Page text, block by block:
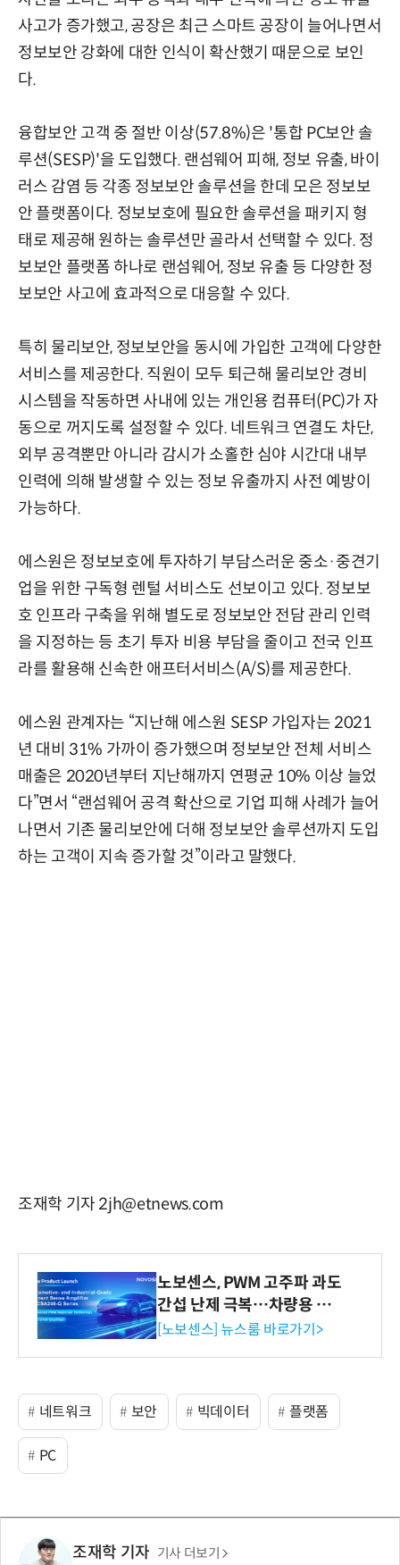
사고가 증가했고, 공장은 최근 스마트 공장이 늘어나면서
정보보안 강화에 대한 인식이 확산했기 때문으로 보인
다.
융합보안 고객 중 절반 이상(57.8%)은 '통합 PC보안 솔
루션(SESP)'을 도입했다. 랜섬웨어 피해, 정보 유출, 바이
러스 감염 등 각종 정보보안 솔루션을 한데 모은 정보보
안 플랫폼이다. 정보보호에 필요한 솔루션을 패키지 형
태로 제공해 원하는 솔루션만 골라서 선택할 수 있다. 정
보보안 플랫폼 하나로 랜섬웨어, 정보 유출 등 다양한 정
보보안 사고에 효과적으로 대응할 수 있다.
특히 물리보안, 정보보안을 동시에 가입한 고객에 다양한
서비스를 제공한다. 직원이 모두 퇴근해 물리보안 경비
시스템을 작동하면 사내에 있는 개인용 컴퓨터(PC)가 자
동으로 꺼지도록 설정할 수 있다. 네트워크 연결도 차단,
외부 공격뿐만 아니라 감시가 소홀한 심야 시간대 내부
인력에 의해 발생할 수 있는 정보 유출까지 사전 예방이
가능하다.
에스원은 정보보호에 투자하기 부담스러운 중소·중견기
업을 위한 구독형 렌털 서비스도 선보이고 있다. 정보보
호 인프라 구축을 위해 별도로 정보보안 전담 관리 인력
을 지정하는 등 초기 투자 비용 부담을 줄이고 전국 인프
라를 활용해 신속한 애프터서비스(A/S)를 제공한다.
에스원 관계자는 “지난해 에스원 SESP 가입자는 2021
년 대비 31% 가까이 증가했으며 정보보안 전체 서비스
매출은 2020년부터 지난해까지 연평균 10% 이상 늘었
다”면서 “랜섬웨어 공격 확산으로 기업 피해 사례가 늘어
나면서 기존 물리보안에 더해 정보보안 솔루션까지 도입
하는 고객이 지속 증가할 것”이라고 말했다.
조재학 기자 2jh@etnews.com
노보센스, PWM 고주파 과도
간섭 난제 극복…차량용 전
류 감지 증폭기
[노보센스] 뉴스룸 바로가기>
네트워크 보안 빅데이터 플랫폼
PC
조재학 기자 기사 더보기